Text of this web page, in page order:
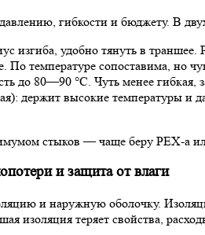
гибкости и бюджету. В
изгиба, удобно тянуть в
температуре сопоставима, но
до 80—90 °C. Чуть менее гибкая,
держит высокие температуры
стыков — чаще беру PEX-a
и защита от влаги
и наружную оболочку.
изоляция теряет свойства,